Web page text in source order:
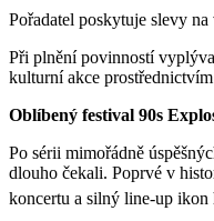
Pořadatel poskytuje slevy
Při plnění povinností
kulturní akce
Oblíbený festival 90s
Po sérii mimořádně
dlouho čekali. Poprvé v
koncertu a silný line-up ikon